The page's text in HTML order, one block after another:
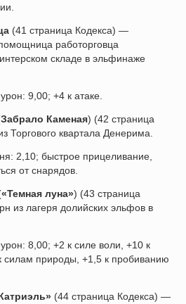
(41 страница Кодекса) —
работорговца
складе в эльфинаже
9,00; +4 к атаке.
Забрало Каменая) (42 страница
Торгового квартала Денерима.
2,10; быстрое прицеливание,
от снарядов.
«Темная луна») (43 страница
из лагеря долийских эльфов в
8,00; +2 к силе воли, +10 к
силам природы, +1,5 к пробиванию
(44 страница Кодекса) —